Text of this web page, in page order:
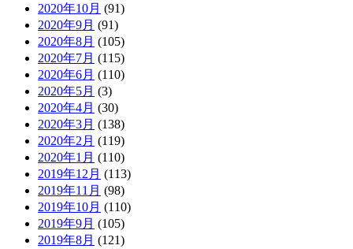
2020年10月 (91)
2020年9月 (91)
2020年8月 (105)
2020年7月 (115)
2020年6月 (110)
2020年5月 (3)
2020年4月 (30)
2020年3月 (138)
2020年2月 (119)
2020年1月 (110)
2019年12月 (113)
2019年11月 (98)
2019年10月 (110)
2019年9月 (105)
2019年8月 (121)